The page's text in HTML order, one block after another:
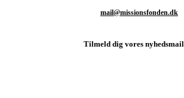
mail@missionsfonden.dk
Tilmeld dig vores nyhedsmail